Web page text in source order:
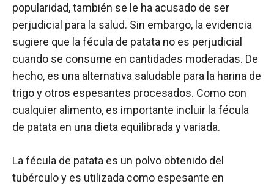
popularidad, también se le ha acusado de ser
perjudicial para la salud. Sin embargo, la evidencia
sugiere que la fécula de patata no es perjudicial
cuando se consume en cantidades moderadas. De
hecho, es una alternativa saludable para la harina de
trigo y otros espesantes procesados. Como con
cualquier alimento, es importante incluir la fécula
de patata en una dieta equilibrada y variada.
La fécula de patata es un polvo obtenido del
tubérculo y es utilizada como espesante en